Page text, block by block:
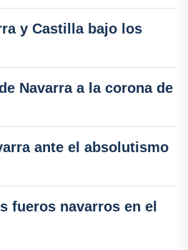
y Castilla bajo los
Navarra a la corona de
ante el absolutismo
fueros navarros en el